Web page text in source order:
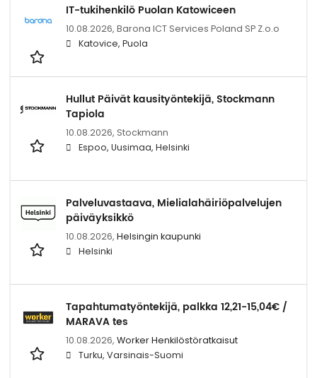
IT-tukihenkilö Puolan Katowiceen
10.08.2026, Barona ICT Services Poland SP Z.o.o
Katovice, Puola
Hullut Päivät kausityöntekijä, Stockmann
Tapiola
10.08.2026, Stockmann
Espoo, Uusimaa, Helsinki
Palveluvastaava, Mielialahäiriöpalvelujen
päiväyksikkö
10.08.2026, Helsingin kaupunki
Helsinki
Tapahtumatyöntekijä, palkka 12,21-15,04€ /
MARAVA tes
10.08.2026, Worker Henkilöstöratkaisut
Turku, Varsinais-Suomi